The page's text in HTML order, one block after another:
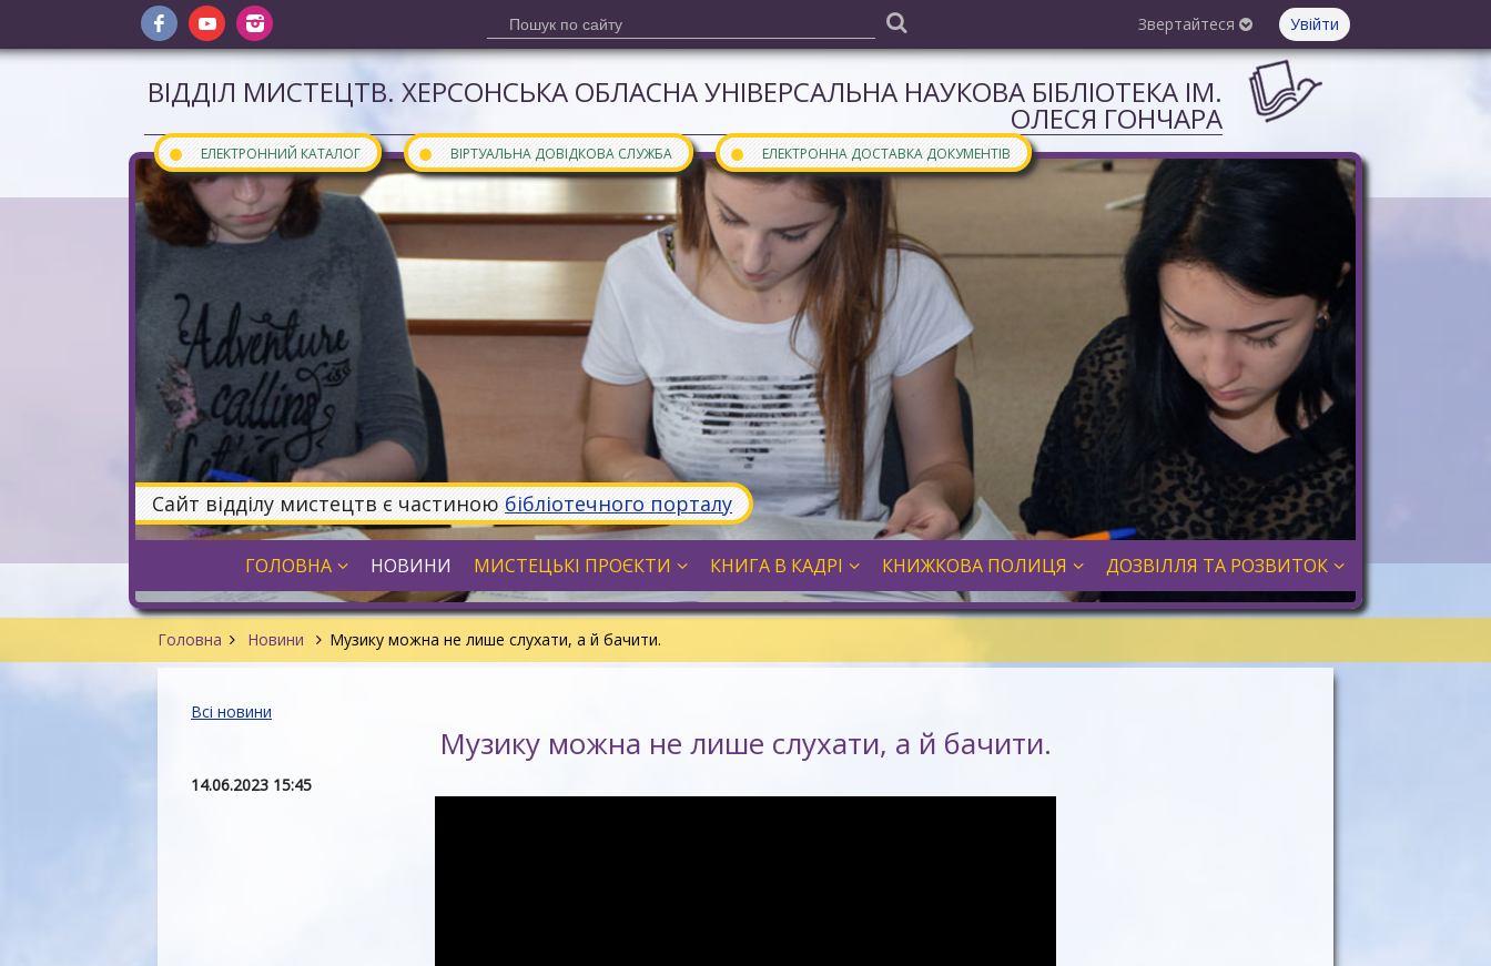
Звертайтеся Увійти
ВІДДІЛ МИСТЕЦТВ. ХЕРСОНСЬКА ОБЛАСНА УНІВЕРСАЛЬНА НАУКОВА БІБЛІОТЕКА ІМ.
ОЛЕСЯ ГОНЧАРА
● ЕЛЕКТРОННИЙ КАТАЛОГ ● ВІРТУАЛЬНА ДОВІДКОВА СЛУЖБА ● ЕЛЕКТРОННА ДОСТАВКА ДОКУМЕНТІВ
Сайт відділу мистецтв є частиною бібліотечного порталу
ГОЛОВНА НОВИНИ МИСТЕЦЬКІ ПРОЄКТИ КНИГА В КАДРІ КНИЖКОВА ПОЛИЦЯ ДОЗВІЛЛЯ ТА РОЗВИТОК
Головна Новини Музику можна не лише слухати, а й бачити.
Всі новини
Музику можна не лише слухати, а й бачити.
14.06.2023 15:45